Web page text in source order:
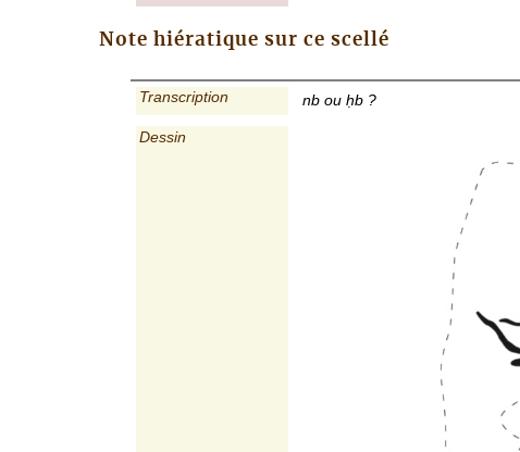
Note hiératique sur ce scellé
Transcription nb ou ḥb ?
Dessin